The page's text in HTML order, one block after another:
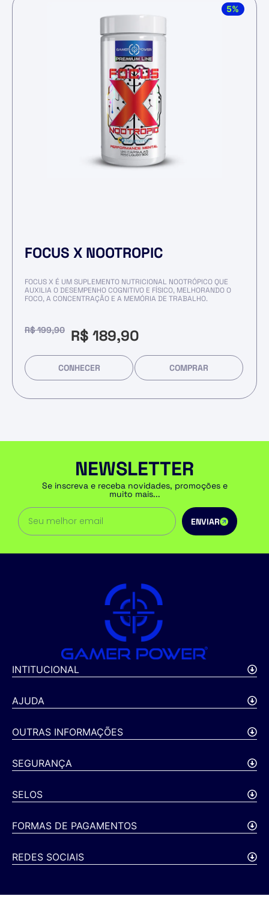
5%
FOCUS X NOOTROPIC
FOCUS X É UM SUPLEMENTO NUTRICIONAL NOOTRÓPICO QUE
AUXILIA O DESEMPENHO COGNITIVO E FÍSICO, MELHORANDO O
FOCO, A CONCENTRAÇÃO E A MEMÓRIA DE TRABALHO.
R$199,90 R$ 189,90
CONHECER COMPRAR
NEWSLETTER
Se inscreva e receba novidades, promoções e
muito mais...
ENVIAR
INTITUCIONAL
AJUDA
OUTRAS INFORMAÇÕES
SEGURANÇA
SELOS
FORMAS DE PAGAMENTOS
REDES SOCIAIS